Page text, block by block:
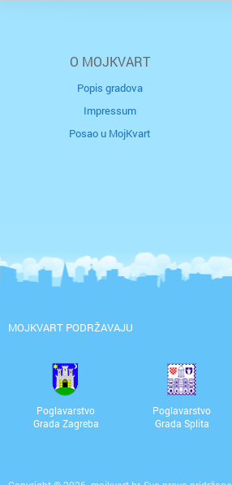
O MOJKVART
Popis gradova
Impressum
Posao u MojKvart
MOJKVART PODRŽAVAJU
Poglavarstvo
Grada Zagreba
Poglavarstvo
Grada Splita